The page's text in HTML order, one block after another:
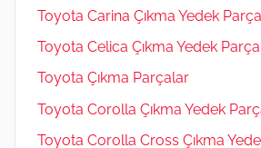
Toyota Carina Çıkma Yedek
Toyota Celica Çıkma Yedek
Toyota Çıkma Parçalar
Toyota Corolla Çıkma Yedek
Toyota Corolla Cross Çıkma